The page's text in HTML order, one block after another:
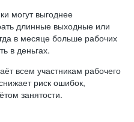
могут выгоднее
длинные выходные или
в месяце больше рабочих
в деньгах.
всем участникам рабочего
риск ошибок,
занятости.